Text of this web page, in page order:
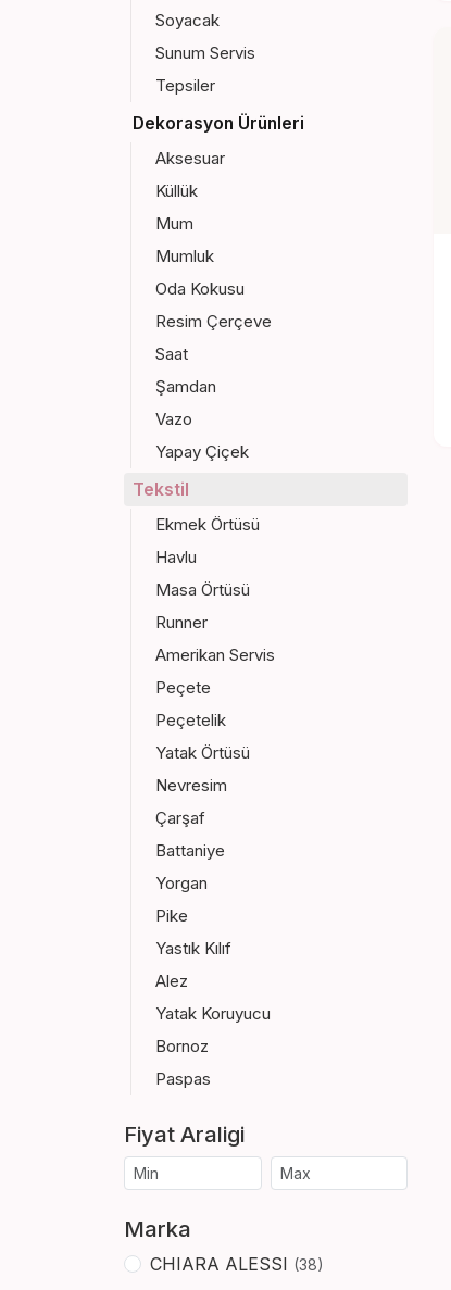
Soyacak
Sunum Servis
Tepsiler
Dekorasyon Ürünleri
Aksesuar
Küllük
Mum
Mumluk
Oda Kokusu
Resim Çerçeve
Saat
Şamdan
Vazo
Yapay Çiçek
Tekstil
Ekmek Örtüsü
Havlu
Masa Örtüsü
Runner
Amerikan Servis
Peçete
Peçetelik
Yatak Örtüsü
Nevresim
Çarşaf
Battaniye
Yorgan
Pike
Yastık Kılıf
Alez
Yatak Koruyucu
Bornoz
Paspas
Fiyat Araligi
Marka
CHIARA ALESSI (38)